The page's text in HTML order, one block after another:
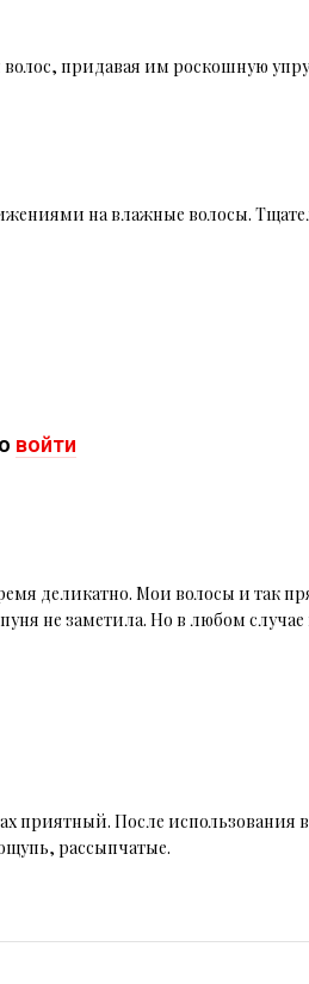
придавая им роскошную
на влажные волосы.
войти
деликатно. Мои волосы и так
не заметила. Но в любом
приятный. После использования
рассыпчатые.